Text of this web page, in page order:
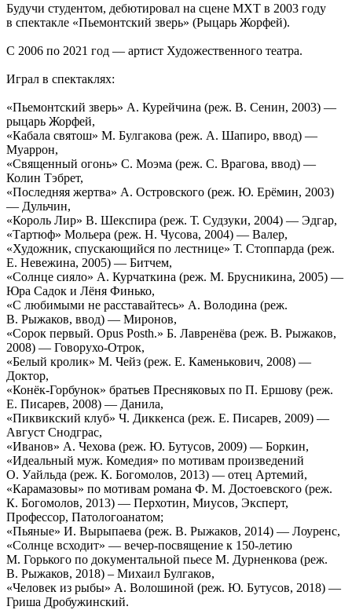
Будучи студентом, дебютировал на сцене МХТ в 2003 году
в спектакле «Пьемонтский зверь» (Рыцарь Жорфей).
С 2006 по 2021 год — артист Художественного театра.
Играл в спектаклях:
«Пьемонтский зверь» А. Курейчина (реж. В. Сенин, 2003) —
рыцарь Жорфей,
«Кабала святош» М. Булгакова (реж. А. Шапиро, ввод) —
Муаррон,
«Священный огонь» С. Моэма (реж. С. Врагова, ввод) —
Колин Тэбрет,
«Последняя жертва» А. Островского (реж. Ю. Ерёмин, 2003)
— Дульчин,
«Король Лир» В. Шекспира (реж. Т. Судзуки, 2004) — Эдгар,
«Тартюф» Мольера (реж. Н. Чусова, 2004) — Валер,
«Художник, спускающийся по лестнице» Т. Стоппарда (реж.
Е. Невежина, 2005) — Битчем,
«Солнце сияло» А. Курчаткина (реж. М. Брусникина, 2005) —
Юра Садок и Лёня Финько,
«С любимыми не расставайтесь» А. Володина (реж.
В. Рыжаков, ввод) — Миронов,
«Сорок первый. Opus Posth.» Б. Лавренёва (реж. В. Рыжаков,
2008) — Говорухо-Отрок,
«Белый кролик» М. Чейз (реж. Е. Каменькович, 2008) —
Доктор,
«Конёк-Горбунок» братьев Пресняковых по П. Ершову (реж.
Е. Писарев, 2008) — Данила,
«Пиквикский клуб» Ч. Диккенса (реж. Е. Писарев, 2009) —
Август Снодграс,
«Иванов» А. Чехова (реж. Ю. Бутусов, 2009) — Боркин,
«Идеальный муж. Комедия» по мотивам произведений
О. Уайльда (реж. К. Богомолов, 2013) — отец Артемий,
«Карамазовы» по мотивам романа Ф. М. Достоевского (реж.
К. Богомолов, 2013) — Перхотин, Миусов, Эксперт,
Профессор, Патологоанатом;
«Пьяные» И. Вырыпаева (реж. В. Рыжаков, 2014) — Лоуренс,
«Солнце всходит» — вечер-посвящение к 150-летию
М. Горького по документальной пьесе М. Дурненкова (реж.
В. Рыжаков, 2018) – Михаил Булгаков,
«Человек из рыбы» А. Волошиной (реж. Ю. Бутусов, 2018) —
Гриша Дробужинский.